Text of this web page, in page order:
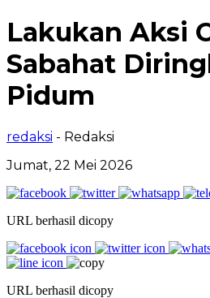
Lakukan Aksi
Sabahat
Pidum
redaksi - Redaksi
Jumat, 22 Mei 2026
URL berhasil dicopy
URL berhasil dicopy